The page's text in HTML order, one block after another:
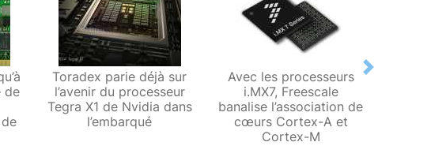
de
Toradex parie déjà sur
l’avenir du processeur
Tegra X1 de Nvidia dans
l’embarqué
Avec les processeurs
i.MX7, Freescale
banalise l’association de
cœurs Cortex-A et
Cortex-M
Next